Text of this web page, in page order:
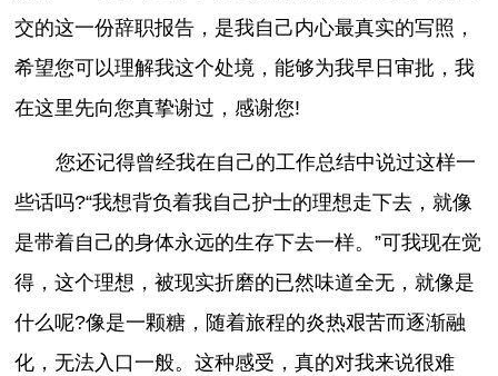
交的这一份辞职报告，是我自己内心最真实的写照，
希望您可以理解我这个处境，能够为我早日审批，我
在这里先向您真挚谢过，感谢您!
您还记得曾经我在自己的工作总结中说过这样一
些话吗?“我想背负着我自己护士的理想走下去，就像
是带着自己的身体永远的生存下去一样。”可我现在觉
得，这个理想，被现实折磨的已然味道全无，就像是
什么呢?像是一颗糖，随着旅程的炎热艰苦而逐渐融
化，无法入口一般。这种感受，真的对我来说很难